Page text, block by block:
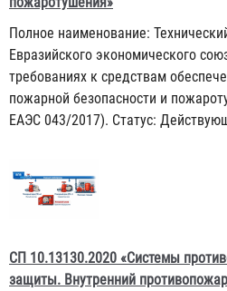
Полное наименование:
Евразийского экономического
требованиях к средствам
пожарной безопасности и
ЕАЭС 043/2017). Статус:
СП 10.13130.2020 «Системы
защиты. Внутренний